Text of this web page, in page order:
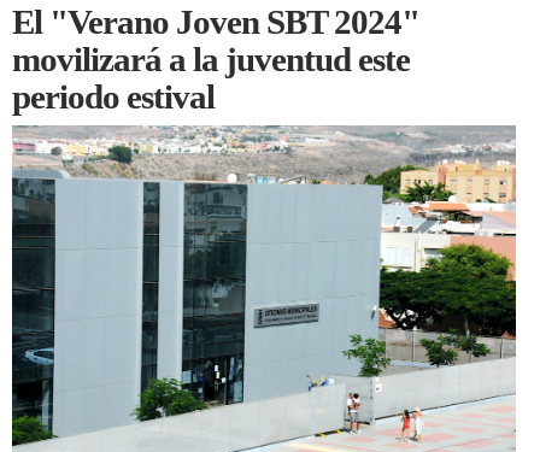
El "Verano Joven SBT 2024"
movilizará a la juventud este
periodo estival